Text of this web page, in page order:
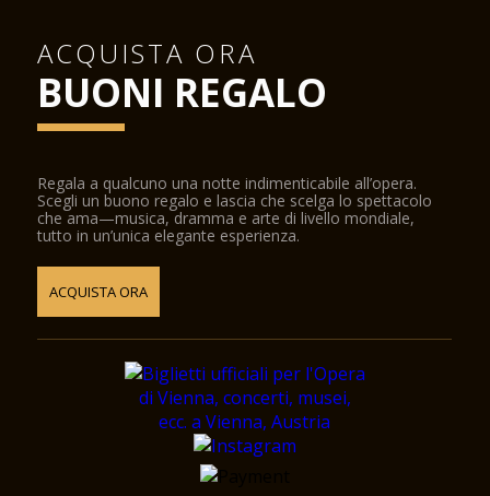
ACQUISTA ORA
BUONI REGALO
Regala a qualcuno una notte indimenticabile all’opera.
Scegli un buono regalo e lascia che scelga lo spettacolo
che ama—musica, dramma e arte di livello mondiale,
tutto in un’unica elegante esperienza.
ACQUISTA ORA